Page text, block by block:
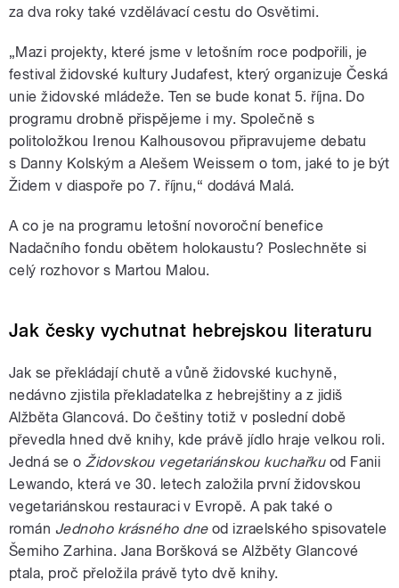
za dva roky také vzdělávací cestu do Osvětimi.
„Mazi projekty, které jsme v letošním roce podpořili, je
festival židovské kultury Judafest, který organizuje Česká
unie židovské mládeže. Ten se bude konat 5. října. Do
programu drobně přispějeme i my. Společně s
politoložkou Irenou Kalhousovou připravujeme debatu
s Danny Kolským a Alešem Weissem o tom, jaké to je být
Židem v diaspoře po 7. říjnu,“ dodává Malá.
A co je na programu letošní novoroční benefice
Nadačního fondu obětem holokaustu? Poslechněte si
celý rozhovor s Martou Malou.
Jak česky vychutnat hebrejskou literaturu
Jak se překládají chutě a vůně židovské kuchyně,
nedávno zjistila překladatelka z hebrejštiny a z jidiš
Alžběta Glancová. Do češtiny totiž v poslední době
převedla hned dvě knihy, kde právě jídlo hraje velkou roli.
Jedná se oŽidovskou vegetariánskou kuchařkuod Fanii
Lewando, která ve 30. letech založila první židovskou
vegetariánskou restauraci v Evropě. A pak také o
román Jednoho krásného dneod izraelského spisovatele
Šemiho Zarhina. Jana Boršková se Alžběty Glancové
ptala, proč přeložila právě tyto dvě knihy.